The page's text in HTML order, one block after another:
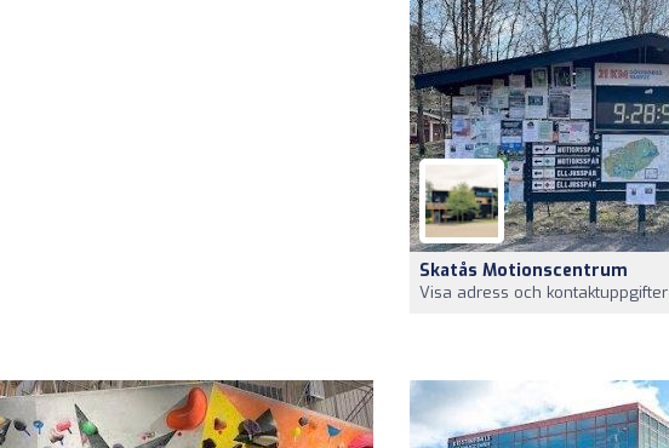
Skatås Motionscentrum
Visa adress och kontaktuppgifter